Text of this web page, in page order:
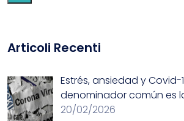
Articoli Recenti
Estrés, ansiedad y Covid-
denominador común es
20/02/2026